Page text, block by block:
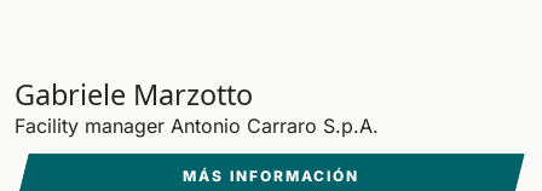
Gabriele Marzotto
Facility manager Antonio Carraro S.p.A.
MÁS INFORMACIÓN